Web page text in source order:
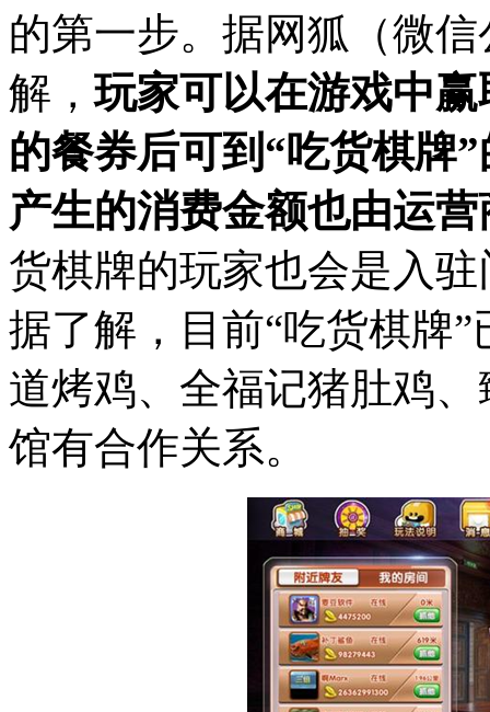
的第一步。据网狐 （微
解，玩家可以在游戏中
的餐券后可到 “吃货棋牌”
产生的消费金额也由运
货棋牌的玩家也会是入
据了解，目前“吃货棋牌
道烤鸡、全福记猪肚鸡
馆有合作关系。